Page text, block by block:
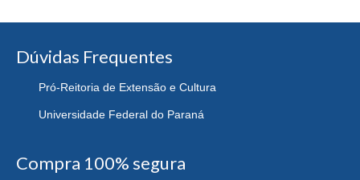
Dúvidas Frequentes
Pró-Reitoria de Extensão e Cultura
Universidade Federal do Paraná
Compra 100% segura